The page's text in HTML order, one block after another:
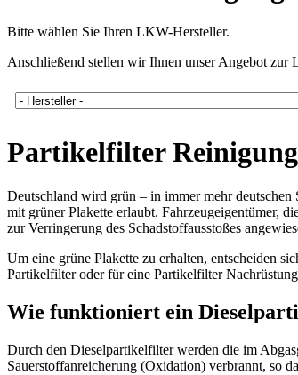
Bitte wählen Sie Ihren LKW-Hersteller.
Anschließend stellen wir Ihnen unser Angebot zur
Partikelfilter Reinigung
Deutschland wird grün – in immer mehr
mit grüner Plakette erlaubt. Fahrzeugeigentümer,
zur Verringerung des Schadstoffausstoßes
Um eine grüne Plakette zu erhalten, entscheiden
Partikelfilter oder für eine Partikelfilter
Wie funktioniert ein
Durch den Dieselpartikelfilter werden die im
Sauerstoffanreicherung (Oxidation) verbrannt, so